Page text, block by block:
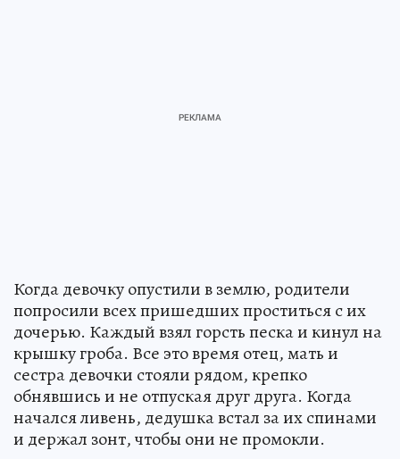
Когда девочку опустили в землю, родители
попросили всех пришедших проститься с их
дочерью. Каждый взял горсть песка и кинул на
крышку гроба. Все это время отец, мать и
сестра девочки стояли рядом, крепко
обнявшись и не отпуская друг друга. Когда
начался ливень, дедушка встал за их спинами
и держал зонт, чтобы они не промокли.